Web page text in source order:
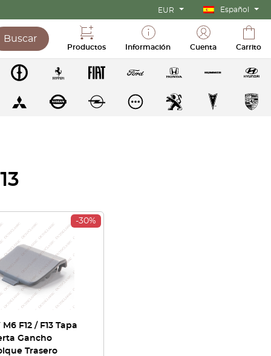
EUR Español
Buscar
Productos Información Cuenta Carrito
-30%
F12 / F13 Tapa
Gancho
Trasero